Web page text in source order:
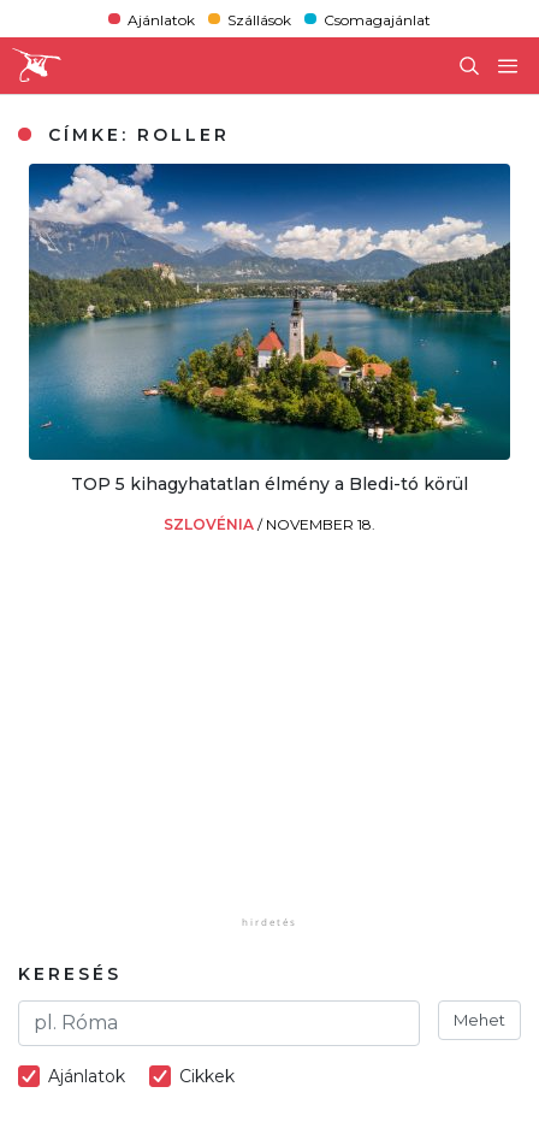
Ajánlatok Szállások Csomagajánlat
CÍMKE: ROLLER
TOP 5 kihagyhatatlan élmény a Bledi-tó körül
SZLOVÉNIA / NOVEMBER 18.
KERESÉS
Mehet
Ajánlatok Cikkek